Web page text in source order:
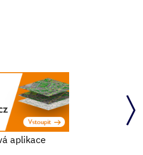
aplikace